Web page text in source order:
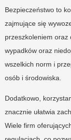
Bezpieczeństwo to
zajmujące się
przeszkoleniem oraz
wypadków oraz
wszelkich norm i
osób i środowiska.
Dodatkowo,
znacznie ułatwia
Wiele firm